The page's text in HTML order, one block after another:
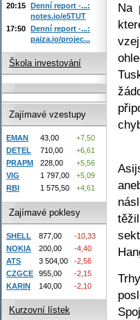
Na
20:15 Denní report -...:
notes.io/e5TUT
17:50 Denní report -...:
paiza.io/projec...
Škola investování
Zajímavé vzestupy
EMAN 43,00
+7,50
DETEL
710,00
+6,61
PRAPM
228,00
+5,56
VIG
1 797,00
+5,09
RBI
1 575,50 +4,61
Zajímavé poklesy
SHELL 877,00
-10,33
NOKIA
200,00
-4,40
ATS
3 504,00
-2,56
CZGCE
955,00
-2,15
KARIN
140,00 -2,10
Kurzovní lístek